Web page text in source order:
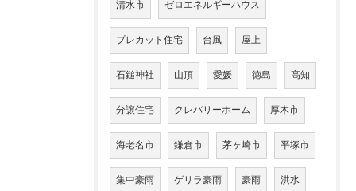
清水市 ゼロエネルギーハウス
プレカット住宅 台風 屋上
石鎚神社 山頂 愛媛 徳島 高知
分譲住宅 クレバリーホーム 厚木市
海老名市 鎌倉市 茅ヶ崎市 平塚市
集中豪雨 ゲリラ豪雨 豪雨 洪水